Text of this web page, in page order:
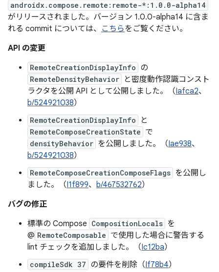
androidx.compose.remote:remote-*:1.0.0-alpha14
がリリースされました。バージョン 1.0.0-alpha14 に含ま
れる commit については、 こちらをご覧ください。
API の変更
RemoteCreationDisplayInfo の
RemoteDensityBehavior
と密度動作認識コンスト
ラクタを公開 API として公開しました。（Iafca2、
b/524921038）
RemoteCreationDisplayInfo と
RemoteComposeCreationState で
densityBehavior を公開しました。（Iae938、
b/524921038）
RemoteComposeCreationComposeFlags を公開し
ました。（I1f899、 b/467532762）
バグの修正
標準の Compose CompositionLocals を
@ RemoteComposable で使用した場合に警告する
lint チェックを追加しました。（Ic12ba）
compileSdk 37 の要件を削除（If78b4）